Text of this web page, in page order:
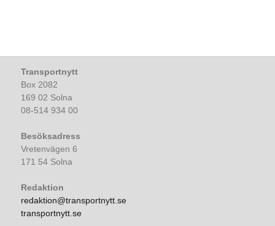
Transportnytt
Box 2082
169 02 Solna
08-514 934 00
Besöksadress
Vretenvägen 6
171 54 Solna
Redaktion
redaktion@transportnytt.se
transportnytt.se